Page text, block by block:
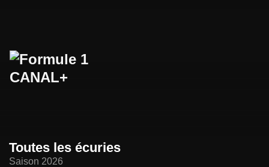
Toutes les écuries
Saison 2026